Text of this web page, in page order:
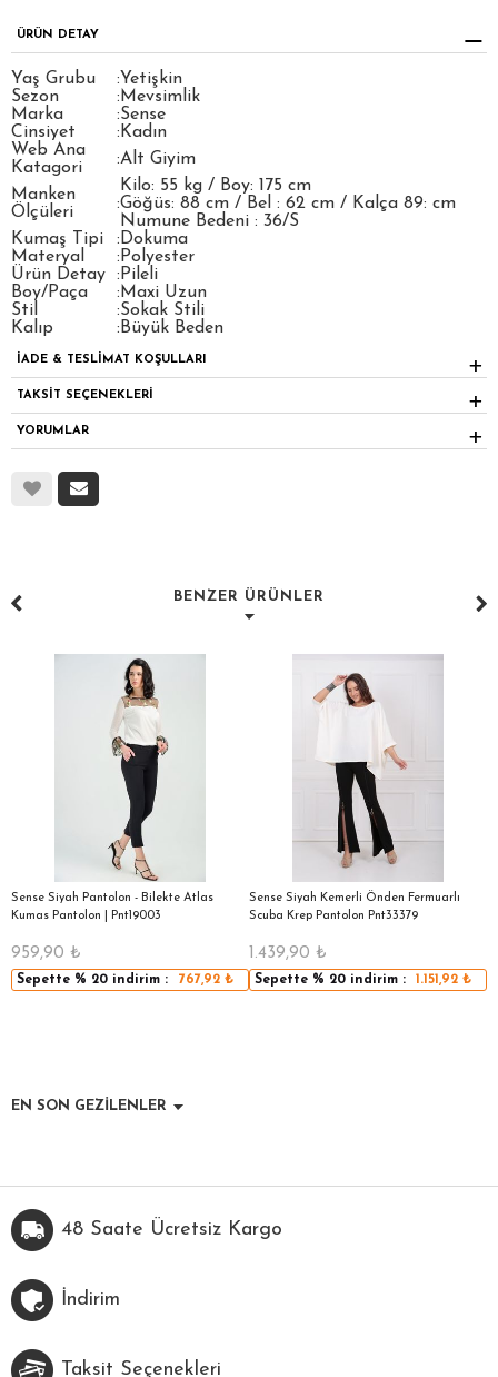
ÜRÜN DETAY
Yaş Grubu :Yetişkin
Sezon
: Mevsimlik
Marka
:Sense
Cinsiyet
: Kadın
Web Ana
Katagori
:Alt Giyim
Manken
Ölçüleri
:
Kilo: 55 kg / Boy: 175 cm
Göğüs: 88 cm / Bel : 62 cm / Kalça 89: cm
Numune Bedeni : 36/S
Kumaş Tipi
: Dokuma
Materyal
: Polyester
Ürün Detay
: Pileli
Boy/Paça
: Maxi Uzun
Stil
:Sokak Stili
Kalıp
: Büyük Beden
İADE & TESLİMAT KOŞULLARI
TAKSİT SEÇENEKLERİ
YORUMLAR
BENZER ÜRÜNLER
Sense Siyah Pantolon - Bilekte Atlas
Kumas Pantolon | Pnt19003
959,90 ₺
Sepette % 20 indirim : 767,92₺
Sense Siyah Kemerli Önden Fermuarlı
Scuba Krep Pantolon Pnt33379
1.439,90 ₺
Sepette % 20 indirim : 1.151,92 ₺
EN SON GEZİLENLER
48 Saate Ücretsiz Kargo
İndirim
Taksit Seçenekleri